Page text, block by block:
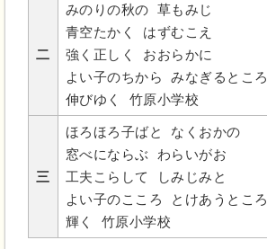
二
みのりの秋の 草もみじ
青空たかく はずむこえ
強く正しく おおらかに
よい子のちから みなぎるところ
伸びゆく 竹原小学校
三
ほろほろ子ばと なくおかの
窓べにならぶ わらいがお
工夫こらして しみじみと
よい子のこころ とけあうところ
輝く 竹原小学校